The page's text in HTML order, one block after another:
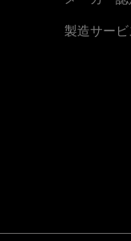
製造サービ